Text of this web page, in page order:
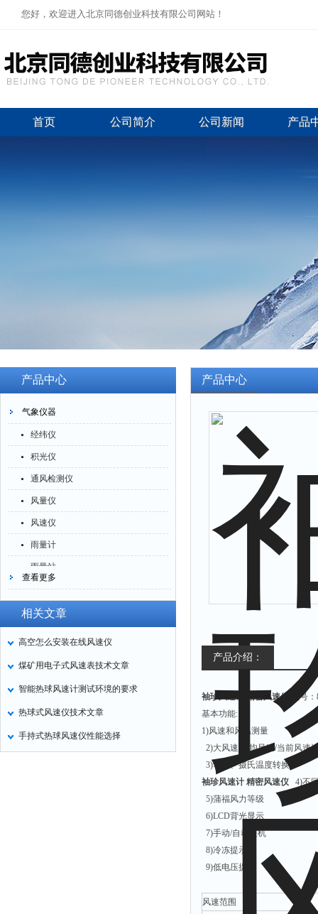
您好，欢迎进入北京同德创业科技有限公司网站！
首页 公司简介 公司新闻 产品
产品中心
气象仪器
经纬仪
积光仪
通风检测仪
风量仪
风速仪
雨量计
雨量站
风向标
气象站
查看更多
相关文章
高空怎么安装在线风速仪
煤矿用电子式风速表技术文章
智能热球风速计测试环境的要求
热球式风速仪技术文章
手持式热球风速仪性能选择
产品中心
产品介绍：
袖珍风速计 精密风速仪
型号
基本功能:
1)风速和风温测量
2)大风速/平均风速/当前风速
3)华氏、摄氏温度转换
袖珍风速计 精密风速仪 4)不
5)蒲福风力等级
6)LCD背光显示
7)手动/自动关机
8)冷冻提示
9)低电压提示
风速范围